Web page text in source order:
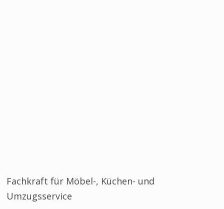
Fachkraft für Möbel-, Küchen- und
Umzugsservice